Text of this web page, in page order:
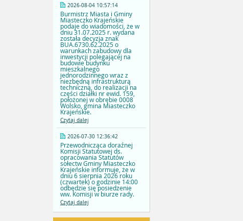
2026-08-04 10:57:14
Burmistrz Miasta i Gminy
Miasteczko Krajeńskie
podaje do wiadomości, że w
dniu 31.07.2025 r. wydana
została decyzja znak
BUA.6730.62.2025 o
warunkach zabudowy dla
inwestycji polegającej na
budowie budynku
mieszkalnego
jednorodzinnego wraz z
niezbędną infrastrukturą
techniczną, do realizacji na
części działki nr ewid. 159,
położonej w obrębie 0008
Wolsko, gmina Miasteczko
Krajeńskie.
Czytaj dalej
2026-07-30 12:36:42
Przewodnicząca doraźnej
Komisji Statutowej ds.
opracowania Statutów
sołectw Gminy Miasteczko
Krajeńskie informuje, że w
dniu 6 sierpnia 2026 roku
(czwartek) o godzinie 14:00
odbędzie się posiedzenie
ww. Komisji w biurze rady.
Czytaj dalej